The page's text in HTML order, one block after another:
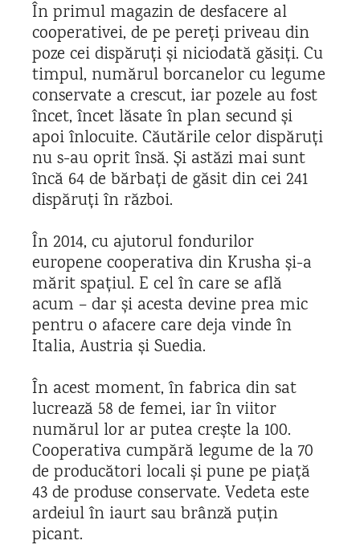
În primul magazin de desfacere al
cooperativei, de pe pereți priveau din
poze cei dispăruți și niciodată găsiți. Cu
timpul, numărul borcanelor cu legume
conservate a crescut, iar pozele au fost
încet, încet lăsate în plan secund și
apoi înlocuite. Căutările celor dispăruți
nu s-au oprit însă. Și astăzi mai sunt
încă 64 de bărbați de găsit din cei 241
dispăruți în război.
În 2014, cu ajutorul fondurilor
europene cooperativa din Krusha și-a
mărit spațiul. E cel în care se află
acum – dar și acesta devine prea mic
pentru o afacere care deja vinde în
Italia, Austria și Suedia.
În acest moment, în fabrica din sat
lucrează 58 de femei, iar în viitor
numărul lor ar putea crește la 100.
Cooperativa cumpără legume de la 70
de producători locali și pune pe piață
43 de produse conservate. Vedeta este
ardeiul în iaurt sau brânză puțin
picant.